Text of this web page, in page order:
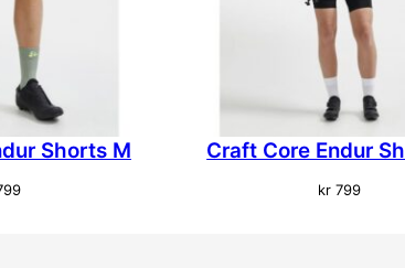
Shorts M Craft Core Endur
kr799